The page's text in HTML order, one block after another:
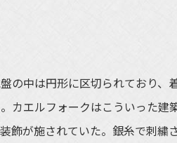
の中は円形に区切られており、
カエルフォークはこういった建
飾が施されていた。銀糸で刺繍